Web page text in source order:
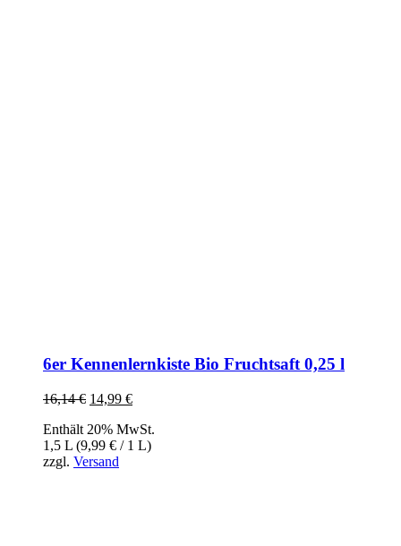
6er Kennenlernkiste Bio Fruchtsaft 0,25 l
16,14€ Ursprünglicher
war:
16,14 €
14,99 €
ist:
14,99 €.
Enthält 20% MwSt.
1,5 L (9,99 € / 1 L)
zzgl. Versand